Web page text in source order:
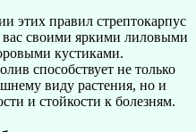
этих правил стрептокарпус
вас своими яркими лиловыми
кустиками.
способствует не только
виду растения, но и
и стойкости к болезням.